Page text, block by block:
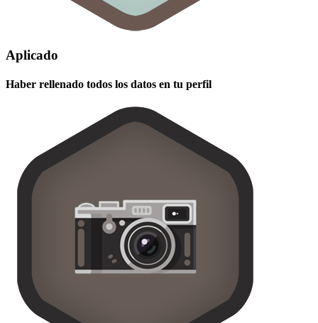
Aplicado
Haber rellenado todos los datos en tu perfil